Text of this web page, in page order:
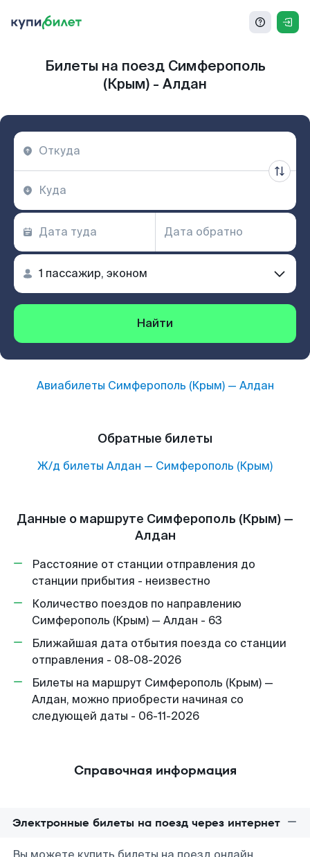
Билеты на поезд Симферополь
(Крым) - Алдан
Найти
Авиабилеты Симферополь (Крым)— Алдан
Обратные билеты
Ж/д билеты Алдан — Симферополь (Крым)
Данные о маршруте Симферополь (Крым) —
Алдан
Расстояние от станции отправления до
станции прибытия - неизвестно
Количество поездов по направлению
Симферополь (Крым) — Алдан - 63
Ближайшая дата отбытия поезда со станции
отправления - 08-08-2026
Билеты на маршрут Симферополь (Крым) —
Алдан, можно приобрести начиная со
следующей даты - 06-11-2026
Справочная информация
Электронные билеты на поезд через интернет